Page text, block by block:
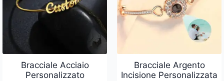
Bracciale Acciaio
Personalizzato
Bracciale Argento
Incisione Personalizzata